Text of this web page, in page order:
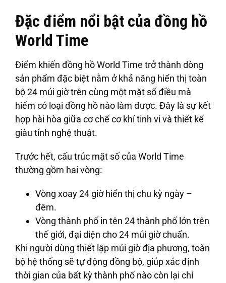
Đặc điểm nổi bật của đồng hồ
World Time
Điểm khiến đồng hồ World Time trở thành dòng
sản phẩm đặc biệt nằm ở khả năng hiển thị toàn
bộ 24 múi giờ trên cùng một mặt số điều mà
hiếm có loại đồng hồ nào làm được. Đây là sự kết
hợp hài hòa giữa cơ chế cơ khí tinh vi và thiết kế
giàu tính nghệ thuật.
Trước hết, cấu trúc mặt số của World Time
thường gồm hai vòng:
Vòng xoay 24 giờ hiển thị chu kỳ ngày –
đêm.
Vòng thành phố in tên 24 thành phố lớn trên
thế giới, đại diện cho 24 múi giờ chuẩn.
Khi người dùng thiết lập múi giờ địa phương, toàn
bộ hệ thống sẽ tự động đồng bộ, giúp xác định
thời gian của bất kỳ thành phố nào còn lại chỉ